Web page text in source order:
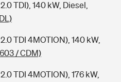
TDI), 140 kW, Diesel,
TDI 4MOTION), 140 kW,
/ CDM)
TDI 4MOTION), 176 kW,